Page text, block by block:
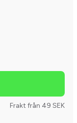
Frakt från 49 SEK